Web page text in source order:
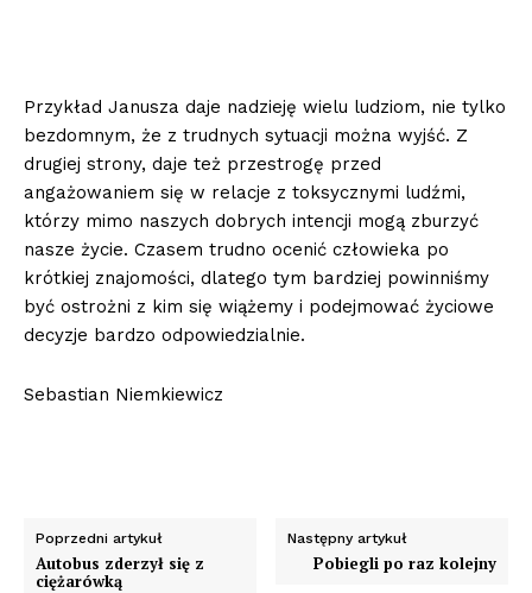
Przykład Janusza daje nadzieję wielu ludziom, nie tylko
bezdomnym, że z trudnych sytuacji można wyjść. Z
drugiej strony, daje też przestrogę przed
angażowaniem się w relacje z toksycznymi ludźmi,
którzy mimo naszych dobrych intencji mogą zburzyć
nasze życie. Czasem trudno ocenić człowieka po
krótkiej znajomości, dlatego tym bardziej powinniśmy
być ostrożni z kim się wiążemy i podejmować życiowe
decyzje bardzo odpowiedzialnie.
Sebastian Niemkiewicz
Poprzedni artykuł
Autobus zderzył się z
ciężarówką
Następny artykuł
Pobiegli po raz kolejny